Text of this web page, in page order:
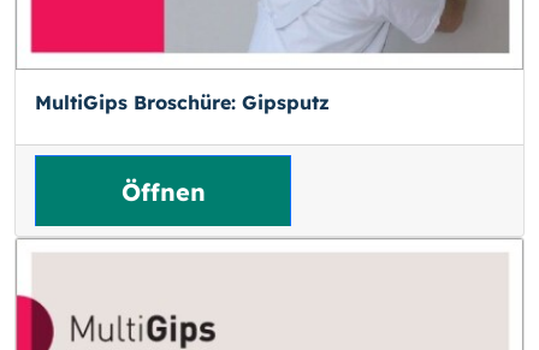
MultiGips Broschüre: Gipsputz
Öffnen